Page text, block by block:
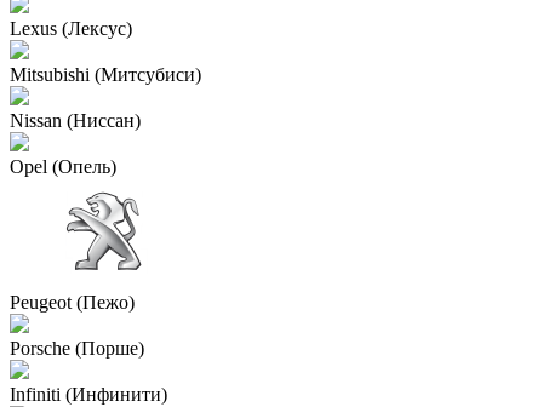
Lexus (Лексус)
Mitsubishi (Митсубиси)
Nissan (Ниссан)
Opel (Опель)
Peugeot (Пежо)
Porsche (Порше)
Infiniti (Инфинити)